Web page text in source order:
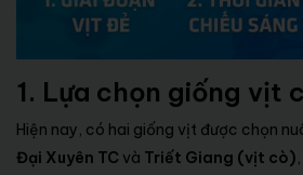
1. Lựa chọn giống vịt
Hiện nay, có hai giống vịt được chọn
Đại Xuyên TC và Triết Giang (vịt cò)